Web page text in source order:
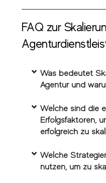
FAQ zur
Was bedeutet
Agentur und
Welche sind die
Erfolgsfaktoren,
erfolgreich zu
Welche
nutzen, um zu